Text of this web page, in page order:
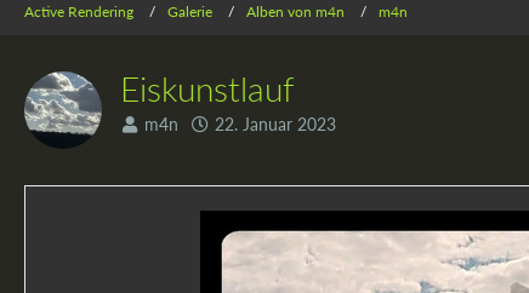
Active Rendering Galerie Alben von m4n m4n
Eiskunstlauf
m4n 22. Januar 2023